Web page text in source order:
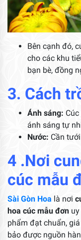
Bên cạnh đó,
cho các khu
bạn bè, đồng
3. Cách
Ánh sáng:
ánh sáng tự
Nước: Cần
4 .Nơi
cúc mẫu
Sài Gòn Hoa là nơi
hoa cúc mẫu đơn
phẩm đạt chuẩn,
bảo được nguồn